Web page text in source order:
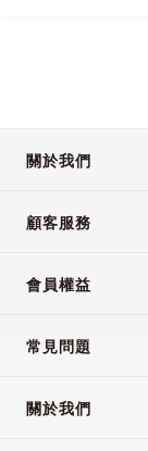
關於我們
顧客服務
會員權益
常見問題
關於我們